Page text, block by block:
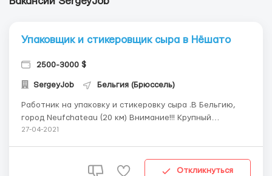
Упаковщик и стикеровщик сыра в Нёшато
2500-3000 $
SergeyJob Бельгия (Брюссель)
Работник на упаковку и стикеровку сыра .В Бельгию,
город Neufchateau (20 км) Внимание!!! Крупный
сырзавод приглашает на работу сотрудников для
но нацелена на внимательных и сосредоточенных в де...
27-04-2021
Откликнуться